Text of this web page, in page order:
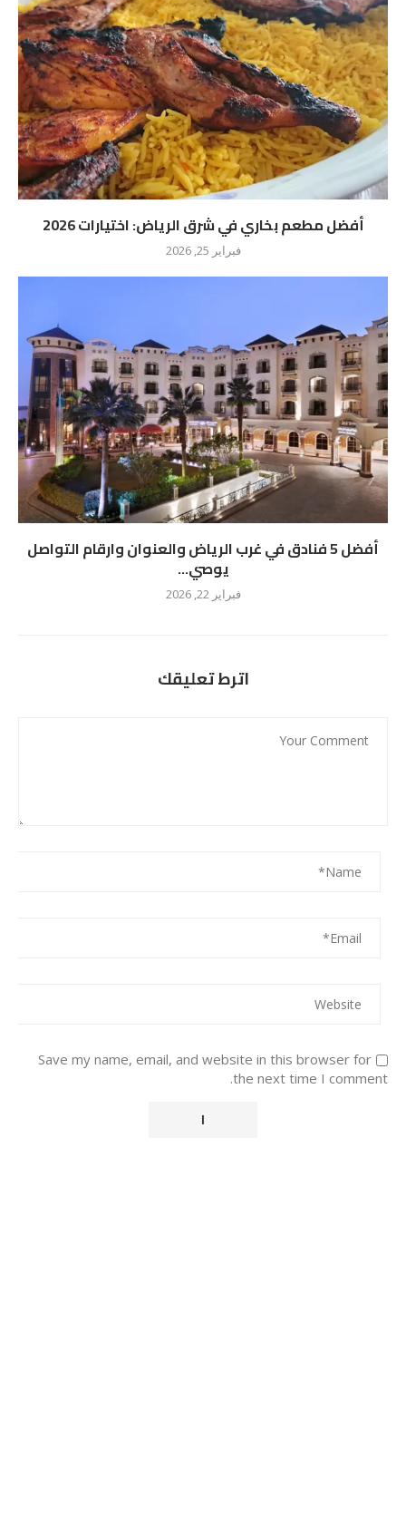
أفضل مطعم بخاري في شرق الرياض: اختيارات 2026
فبراير 25, 2026
أفضل 5 فنادق في غرب الرياض والعنوان وارقام التواصل
يوصي...
فبراير 22, 2026
اترط تعليقك
Save my name, email, and website in this browser for
the next time I comment.